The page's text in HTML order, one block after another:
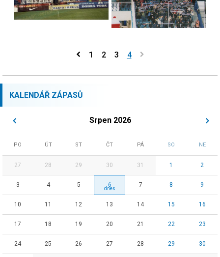
1 2 3 4
KALENDÁŘ ZÁPASŮ
Srpen 2026
PO ÚT ST ČT PÁ SO NE
27 28 29 30 31 1 2
3 4 5 6 7 8 9
10 11 12 13 14 15 16
17 18 19 20 21 22 23
24 25 26 27 28 29 30